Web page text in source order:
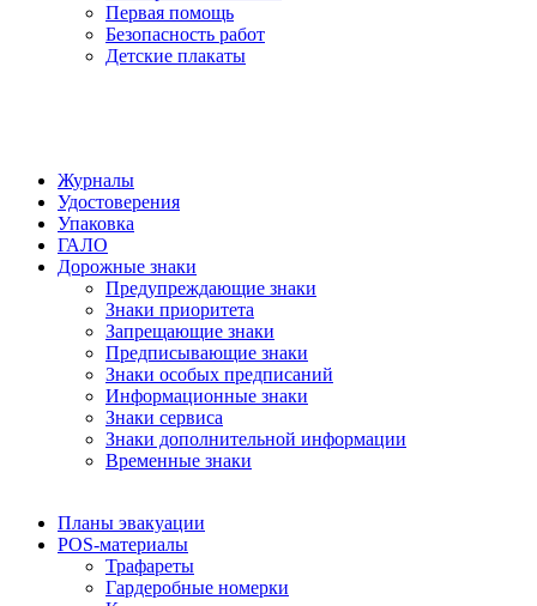
Первая помощь
Безопасность работ
Детские плакаты
Журналы
Удостоверения
Упаковка
ГАЛО
Дорожные знаки
Предупреждающие знаки
Знаки приоритета
Запрещающие знаки
Предписывающие знаки
Знаки особых предписаний
Информационные знаки
Знаки сервиса
Знаки дополнительной информации
Временные знаки
Планы эвакуации
POS-материалы
Трафареты
Гардеробные номерки